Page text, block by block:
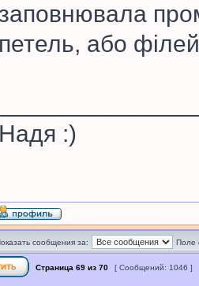
заповнювала
петель, або
Надя :)
сообщения за: Поле
Страница 69 из 70 [ Сообщений: 1046 ]